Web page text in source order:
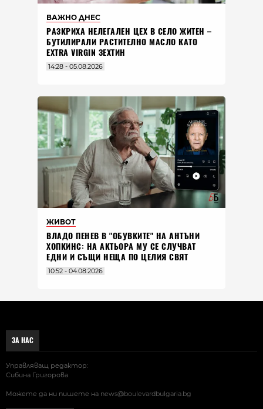
ВАЖНО ДНЕС
РАЗКРИХА НЕЛЕГАЛЕН ЦЕХ В СЕЛО ЖИТЕН –
БУТИЛИРАЛИ РАСТИТЕЛНО МАСЛО КАТО
EXTRA VIRGIN ЗЕХТИН
14:28 - 05.08.2026
ЖИВОТ
ВЛАДO ПЕНЕВ В "ОБУВКИТЕ" НА АНТЪНИ
ХОПКИНС: НА АКТЬОРА МУ СЕ СЛУЧВАТ
ЕДНИ И СЪЩИ НЕЩА ПО ЦЕЛИЯ СВЯТ
10:52 - 04.08.2026
ЗА НАС
Управляващ редактор:
Сибина Григорова
Можете да ни пишете на news@boulevardbulgaria.bg